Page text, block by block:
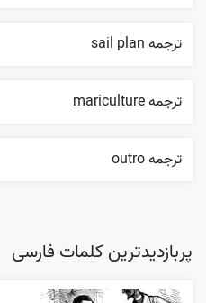
ترجمه sail plan
ترجمه mariculture
ترجمه outro
پربازدیدترین کلمات فارسی